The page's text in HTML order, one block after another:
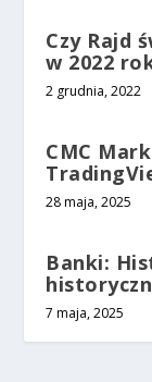
Czy Rajd
w 2022
2 grudnia, 2022
CMC
28 maja, 2025
Banki:
7 maja, 2025